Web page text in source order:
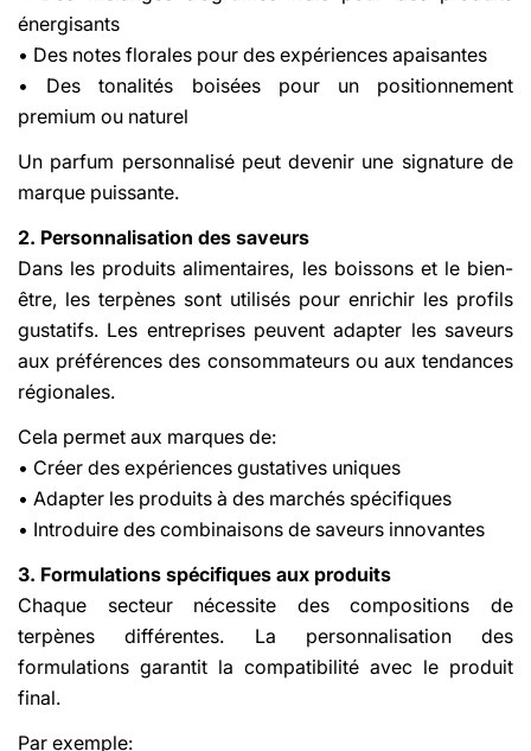
énergisants
• Des notes florales pour des expériences apaisantes
• Des tonalités boisées pour un positionnement
premium ou naturel
Un parfum personnalisé peut devenir une signature de
marque puissante.
2. Personnalisation des saveurs
Dans les produits alimentaires, les boissons et le bien-
être, les terpènes sont utilisés pour enrichir les profils
gustatifs. Les entreprises peuvent adapter les saveurs
aux préférences des consommateurs ou aux tendances
régionales.
Cela permet aux marques de:
• Créer des expériences gustatives uniques
• Adapter les produits à des marchés spécifiques
• Introduire des combinaisons de saveurs innovantes
3. Formulations spécifiques aux produits
Chaque secteur nécessite des compositions de
terpènes différentes. La personnalisation des
formulations garantit la compatibilité avec le produit
final.
Par exemple: